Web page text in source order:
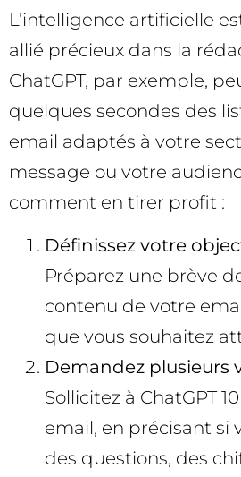
L’intelligence artificielle
allié précieux dans la
ChatGPT, par exemple,
quelques secondes des
email adaptés à votre
message ou votre
comment en tirer profit :
Définissez votre
Préparez une brève
contenu de votre
que vous souhaitez
Demandez plusieurs
Sollicitez à ChatGPT
email, en précisant si
des questions, des